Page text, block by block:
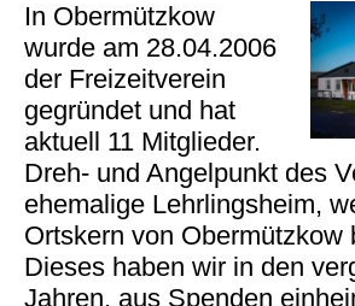
In Obermützkow
wurde am 28.04.2006
der Freizeitverein
gegründet und hat
aktuell 11 Mitglieder.
Dreh- und Angelpunkt des
ehemalige Lehrlingsheim,
Ortskern von Obermützkow
Dieses haben wir in den
Jahren, aus Spenden